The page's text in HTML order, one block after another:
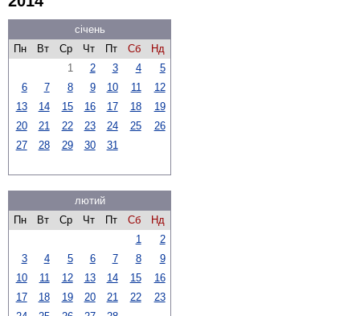
січень
Пн
Вт Ср Чт Пт Сб
Нд
1
2 3 4
5
6
7 8 9 10 11
12
13
14 15 16 17 18
19
20
21 22 23 24 25
26
27
28 29 30 31
лютий
Пн
Вт Ср Чт Пт Сб
Нд
1
2
3
4 5 6 7 8
9
10
11 12 13 14 15
16
17
18 19 20 21 22
23